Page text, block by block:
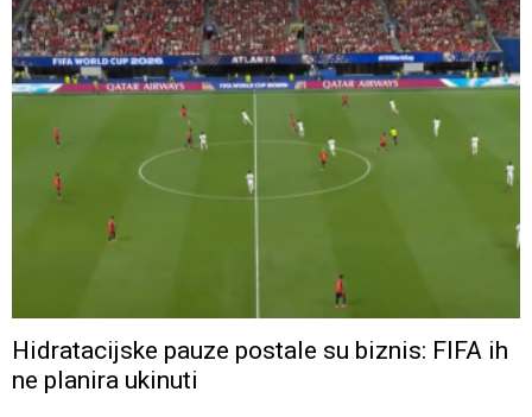
Hidratacijske pauze postale su biznis: FIFA ih
ne planira ukinuti